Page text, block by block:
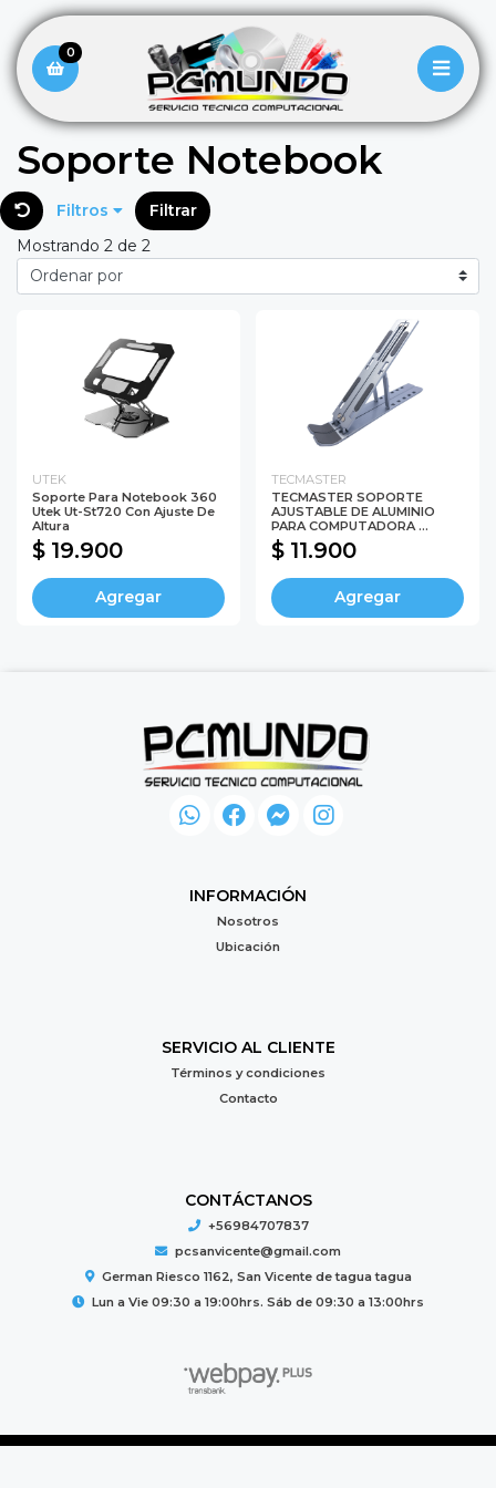
0
Soporte Notebook
Filtros
Filtrar
Mostrando 2 de 2
UTEK
Soporte Para Notebook 360
Utek Ut-St720 Con Ajuste De
Altura
$ 19.900
Agregar
TECMASTER
TECMASTER SOPORTE
AJUSTABLE DE ALUMINIO
PARA COMPUTADORA ...
$ 11.900
Agregar
INFORMACIÓN
Nosotros
Ubicación
SERVICIO AL CLIENTE
Términos y condiciones
Contacto
CONTÁCTANOS
+56984707837
pcsanvicente@gmail.com
German Riesco 1162, San Vicente de tagua tagua
Lun a Vie 09:30 a 19:00hrs. Sáb de 09:30 a 13:00hrs